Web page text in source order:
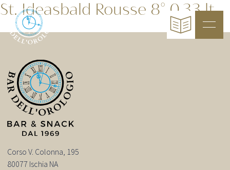
St. Ideasbald Rousse 8° 0,33 lt
Corso V. Colonna, 195
80077 Ischia NA